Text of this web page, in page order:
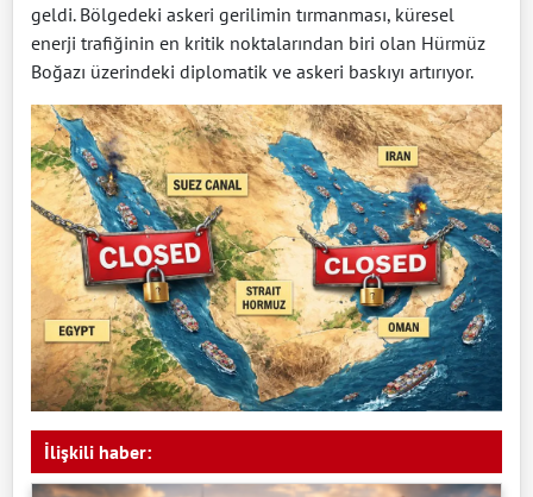
geldi. Bölgedeki askeri gerilimin tırmanması, küresel
enerji trafiğinin en kritik noktalarından biri olan Hürmüz
Boğazı üzerindeki diplomatik ve askeri baskıyı artırıyor.
İlişkili haber: